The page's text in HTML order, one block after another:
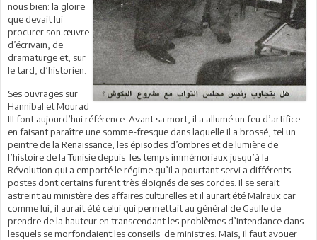
nous bien: la gloire
que devait lui
procurer son œuvre
d’écrivain, de
dramaturge et, sur
le tard, d’historien.
Ses ouvrages sur
Hannibal et Mourad
III font aujourd’hui référence. Avant sa mort, il a allumé un feu d’artifice
en faisant paraître une somme-fresque dans laquelle il a brossé, tel un
peintre de la Renaissance, les épisodes d’ombres et de lumière de
l’histoire de la Tunisie depuis les temps immémoriaux jusqu’à la
Révolution qui a emporté le régime qu’il a pourtant servi a différents
postes dont certains furent très éloignés de ses cordes. Il se serait
astreint au ministère des affaires culturelles et il aurait été Malraux car
comme lui, il aurait été celui qui permettait au général de Gaulle de
prendre de la hauteur en transcendant les problèmes d’intendance dans
lesquels se morfondaient les conseils de ministres. Mais, il faut avouer